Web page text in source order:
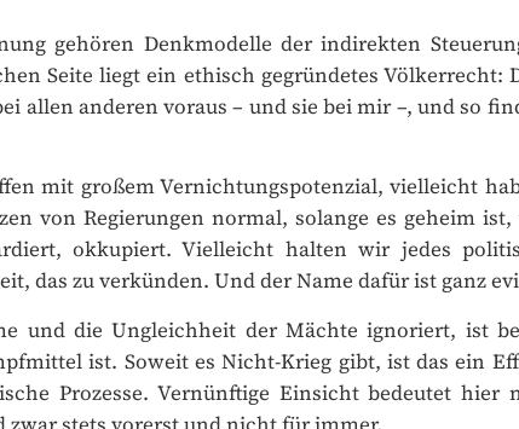
gehören Denkmodelle der indirekten
Seite liegt ein ethisch gegründetes Völkerrecht:
allen anderen voraus – und sie bei mir –, und so
mit großem Vernichtungspotenzial, vielleicht
von Regierungen normal, solange es geheim
okkupiert. Vielleicht halten wir jedes
das zu verkünden. Und der Name dafür ist ganz
und die Ungleichheit der Mächte ignoriert, ist
ist. Soweit es Nicht-Krieg gibt, ist das ein
Prozesse. Vernünftige Einsicht bedeutet hier
stets vorerst und nicht für immer.